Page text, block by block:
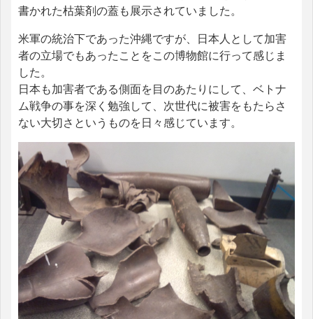
書かれた枯葉剤の蓋も展示されていました。
米軍の統治下であった沖縄ですが、日本人として加害
者の立場でもあったことをこの博物館に行って感じま
した。
日本も加害者である側面を目のあたりにして、ベトナ
ム戦争の事を深く勉強して、次世代に被害をもたらさ
ない大切さというものを日々感じています。